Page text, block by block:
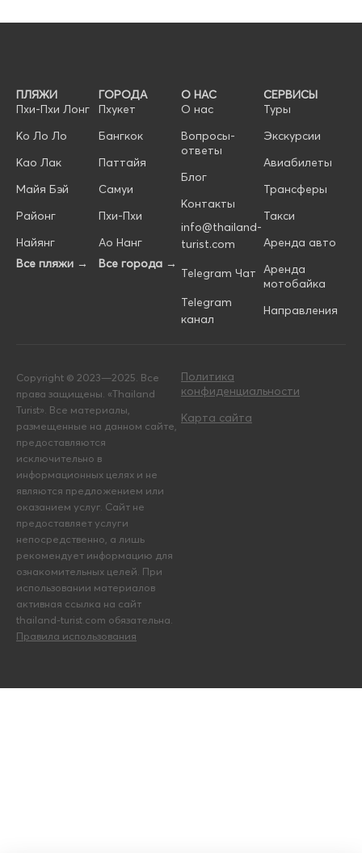
ПЛЯЖИ
Пхи-Пхи Лонг
Ко Ло Ло
Као Лак
Майя Бэй
Районг
Найянг
Все пляжи →
ГОРОДА
Пхукет
Бангкок
Паттайя
Самуи
Пхи-Пхи
Ао Нанг
Все города →
О НАС
О нас
Вопросы-
ответы
Блог
Контакты
info@thailand-
turist.com
Telegram Чат
Telegram
канал
СЕРВИСЫ
Туры
Экскурсии
Авиабилеты
Трансферы
Такси
Аренда авто
Аренда
мотобайка
Направления
Copyright © 2023—2025. Все
права защищены. «Thailand
Turist». Все материалы,
размещенные на данном сайте,
предоставляются
исключительно в
информационных целях и не
являются предложением или
оказанием услуг. Сайт не
предоставляет услуги
непосредственно, а лишь
рекомендует информацию для
ознакомительных целей. При
использовании материалов
активная ссылка на сайт
thailand-turist.com обязательна.
Правила использования
Политика
конфиденциальности
Карта сайта